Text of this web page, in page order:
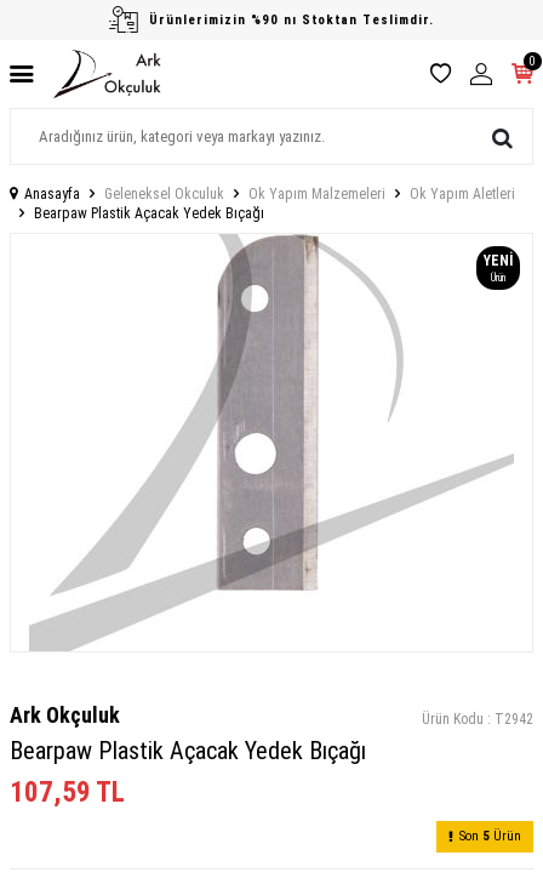
Ürünlerimizin %90 nı Stoktan Teslimdir.
0
Anasayfa Geleneksel Okculuk Ok Yapım Malzemeleri
Ok Yapım Aletleri
Bearpaw Plastik Açacak Yedek Bıçağı
YENI
Ürün
Ark Okçuluk Ürün Kodu : T2942
Bearpaw Plastik Açacak Yedek Bıçağı
107,59 TL
Son 5 Ürün